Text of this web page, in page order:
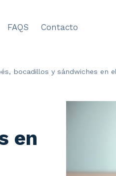
FAQS Contacto
bocadillos y sándwiches en
en